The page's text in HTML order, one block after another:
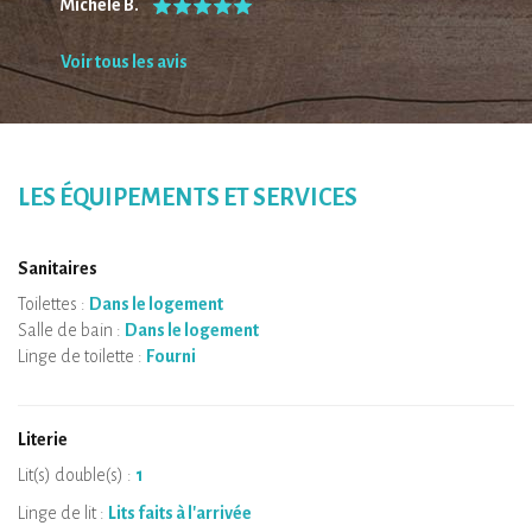
Michele B.
Voir tous les avis
LES ÉQUIPEMENTS ET SERVICES
Sanitaires
Toilettes : Dans le logement
Salle de bain : Dans le logement
Linge de toilette : Fourni
Literie
Lit(s) double(s) : 1
Linge de lit : Lits faits à l'arrivée